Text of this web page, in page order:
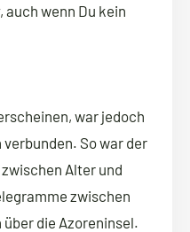
auch wenn Du kein
war jedoch
So war der
Alter und
zwischen
über die Azoreninsel.